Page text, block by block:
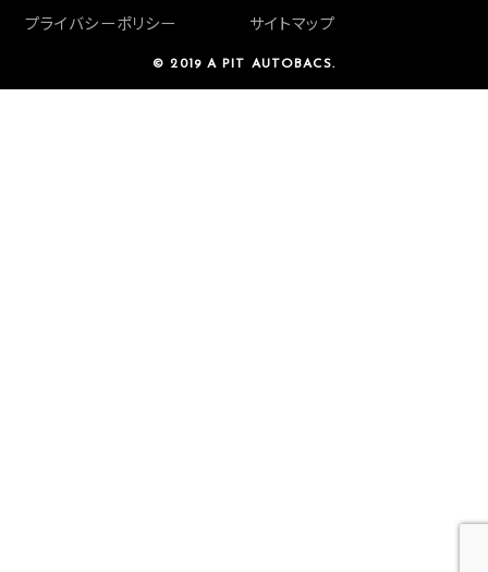
プライバシーポリシー
サイトマップ
© 2019 A PIT AUTOBACS.